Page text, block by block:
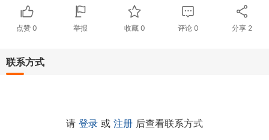
点赞0 举报 收藏 0 评论0 分享 2
联系方式
请 登录 或 注册 后查看联系方式